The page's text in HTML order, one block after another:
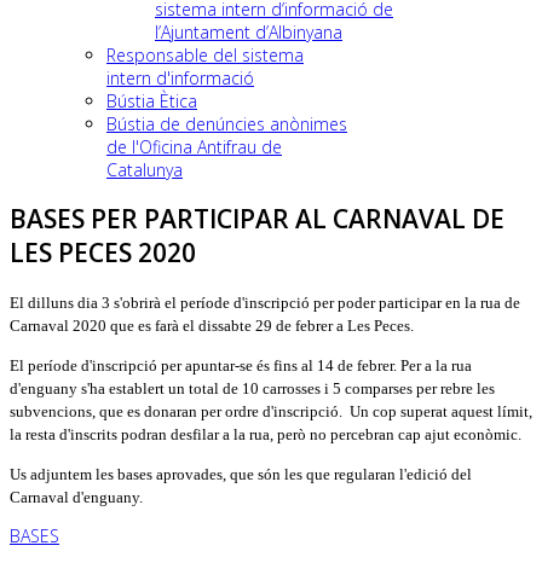
sistema intern d’informació de
l’Ajuntament d’Albinyana
Responsable del sistema
intern d'informació
Bústia Ètica
Bústia de denúncies anònimes
de l'Oficina Antifrau de
Catalunya
BASES PER PARTICIPAR AL CARNAVAL DE
LES PECES 2020
El dilluns dia 3 s'obrirà el període d'inscripció per poder participar en la rua de
Carnaval 2020 que es farà el dissabte 29 de febrer a Les Peces.
El període d'inscripció per apuntar-se és fins al 14 de febrer. Per a la rua
d'enguany s'ha establert un total de 10 carrosses i 5 comparses per rebre les
subvencions, que es donaran per ordre d'inscripció. Un cop superat aquest límit,
la resta d'inscrits podran desfilar a la rua, però no percebran cap ajut econòmic.
Us adjuntem les bases aprovades, que són les que regularan l'edició del
Carnaval d'enguany.
BASES